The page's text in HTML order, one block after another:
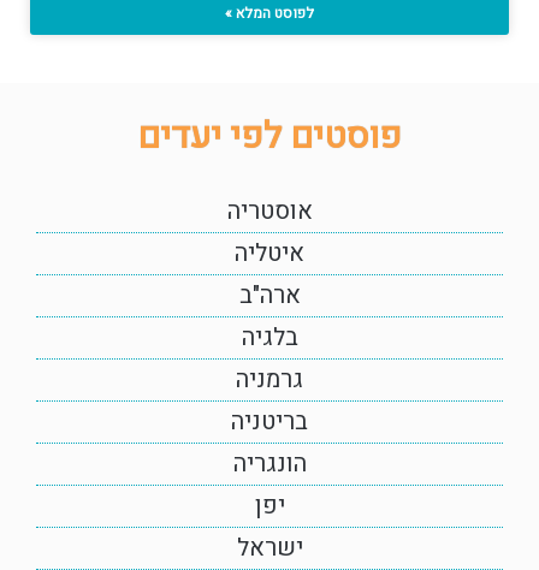
לפוסט המלא »
פוסטים לפי יעדים
אוסטריה
איטליה
ארה"ב
בלגיה
גרמניה
בריטניה
הונגריה
יפן
ישראל